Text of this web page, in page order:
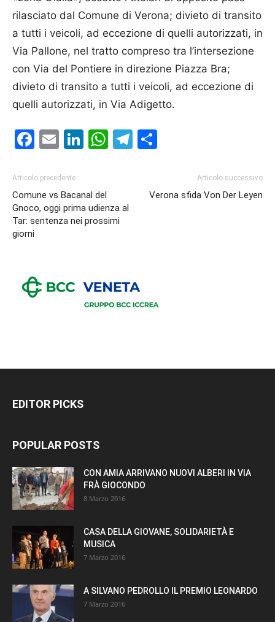
rilasciato dal Comune di Verona; divieto di transito
a tutti i veicoli, ad eccezione di quelli autorizzati, in
Via Pallone, nel tratto compreso tra l’intersezione
con Via del Pontiere in direzione Piazza Bra;
divieto di transito a tutti i veicoli, ad eccezione di
quelli autorizzati, in Via Adigetto.
Facebook
EmailLinkedIn
WhatsApp
Telegram
Articolo precedente
Comune vs Bacanal del
Gnoco, oggi prima udienza al
Tar: sentenza nei prossimi
giorni
Articolo successivo
Verona sfida Von Der Leyen
EDITOR PICKS
POPULAR POSTS
CON AMIA ARRIVANO NUOVI ALBERI IN VIA
FRÀ GIOCONDO
8 Marzo 2016
CASA DELLA GIOVANE, SOLIDARIETÀ E
MUSICA
7 Marzo 2016
A SILVANO PEDROLLO IL PREMIO LEONARDO
7 Marzo 2016